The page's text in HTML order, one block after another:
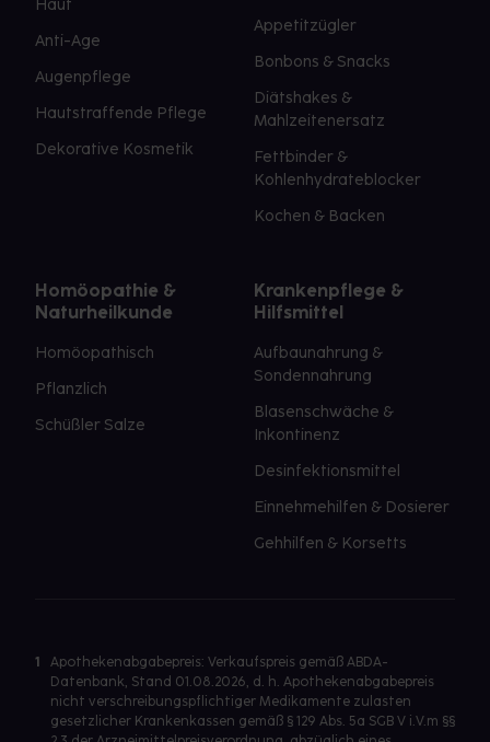
Haut
Anti-Age
Augenpflege
Hautstraffende Pflege
Dekorative Kosmetik
Appetitzügler
Bonbons & Snacks
Diätshakes &
Mahlzeitenersatz
Fettbinder &
Kohlenhydrateblocker
Kochen & Backen
Homöopathie &
Naturheilkunde
Homöopathisch
Pflanzlich
Schüßler Salze
Krankenpflege &
Hilfsmittel
Aufbaunahrung &
Sondennahrung
Blasenschwäche &
Inkontinenz
Desinfektionsmittel
Einnehmehilfen & Dosierer
Gehhilfen & Korsetts
1
Apothekenabgabepreis: Verkaufspreis gemäß ABDA-
Datenbank, Stand 01.08.2026, d. h. Apothekenabgabepreis
nicht verschreibungspflichtiger Medikamente zulasten
gesetzlicher Krankenkassen gemäß § 129 Abs. 5a SGB V i.V.m §§